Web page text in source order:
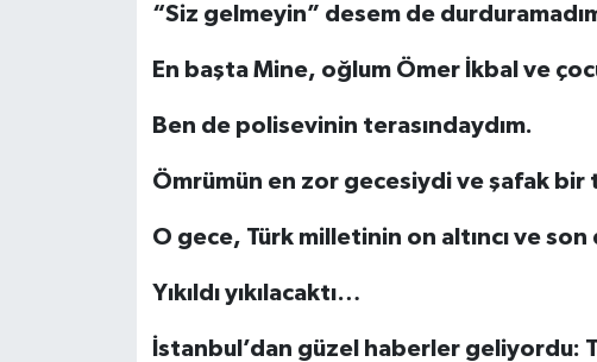
“Siz gelmeyin” desem de
En başta Mine, oğlum Ömer İkbal ve
Ben de polisevinin terasındaydım.
Ömrümün en zor gecesiydi ve şafak
O gece, Türk milletinin on altıncı ve
Yıkıldı yıkılacaktı…
İstanbul’dan güzel haberler geliyordu: